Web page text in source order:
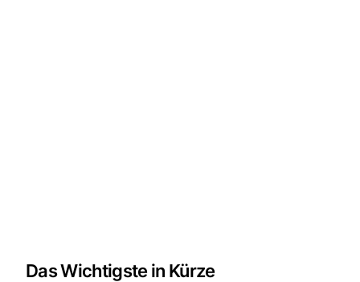
Das Wichtigste in Kürze